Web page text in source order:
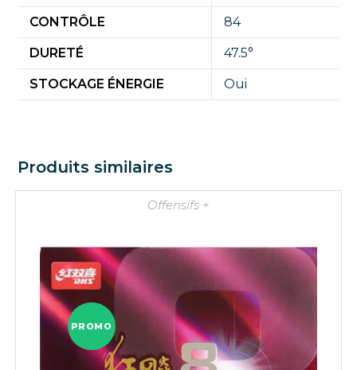
CONTRÔLE 84
DURETÉ 47.5°
STOCKAGE ÉNERGIE Oui
Produits similaires
Offensifs +
PROMO